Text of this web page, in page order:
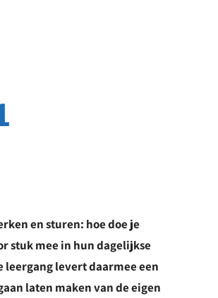
en sturen: hoe doe je
stuk mee in hun dagelijkse
leergang levert daarmee een
laten maken van de eigen